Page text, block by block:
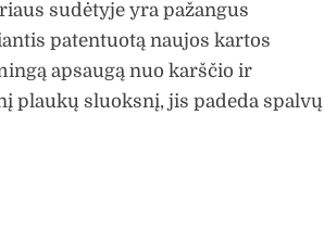
sudėtyje yra pažangus
patentuotą naujos kartos
apsaugą nuo karščio ir
plaukų sluoksnį, jis padeda spalvų